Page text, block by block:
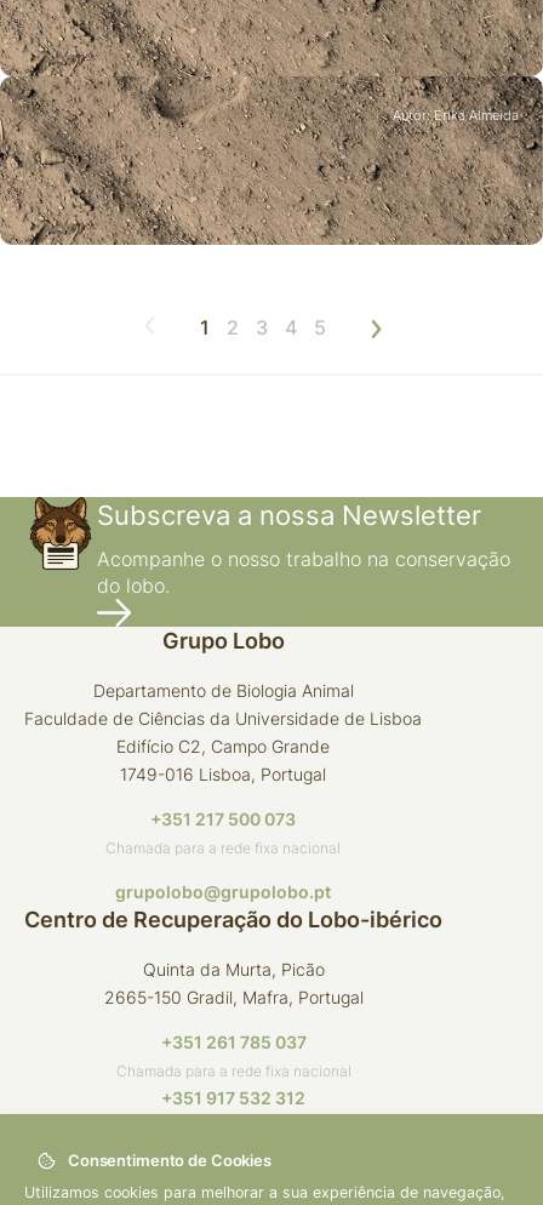
Cão de Castro Laboreiro
Salto, Montalegre, 27 julho 2018
Eventos
Art Nature Fest
Fafião, Montalegre, 29-30 junho 2018
Autor: Erika Almeida
10º Festival do Borrego
1 2 3 4 5
Subscreva a nossa Newsletter
Acompanhe o nosso trabalho na conservação
do lobo.
Grupo Lobo
Departamento de Biologia Animal
Faculdade de Ciências da Universidade de Lisboa
Edifício C2, Campo Grande
1749-016 Lisboa, Portugal
+351 217 500 073
Chamada para a rede fixa nacional
grupolobo@grupolobo.pt
Centro de Recuperação do Lobo-ibérico
Quinta da Murta, Picão
2665-150 Gradil, Mafra, Portugal
+351 261 785 037
Chamada para a rede fixa nacional
+351 917 532 312
crli@grupolobo.pt
Consentimento de Cookies
Utilizamos cookies para melhorar a sua experiência de navegação,